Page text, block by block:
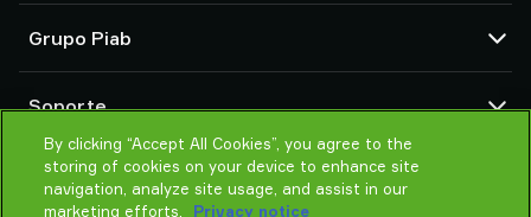
Componentes de herramientas de final de brazo (EOAT) para robots
Soluciones de agarre para robots y cobots
Transportadores por vacío para sólidos en polvo y a granel
Configuradores de producto
Términos y condiciones de ventas
Política de Privacidad
Grupo Piab
Organización global
Código de conducta
Noticias
Soporte
Contacto
Encontrar un partner
Ayuda para elegir
By clicking “Accept All Cookies”, you agree to the
storing of cookies on your device to enhance site
navigation, analyze site usage, and assist in our
marketing efforts.
Privacy notice